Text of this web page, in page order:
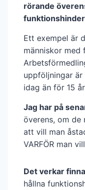
rörande
Ett exempel är
människor med
uppföljningar
idag än för 15
Jag har på
överens, om de
att vill man
VARFÖR man
Det verkar
hållna